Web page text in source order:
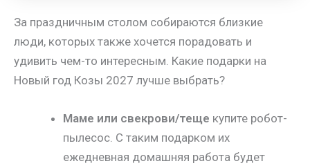
За праздничным столом собираются близкие
люди, которых также хочется порадовать и
удивить чем-то интересным. Какие подарки на
Новый год Козы 2027 лучше выбрать?
Маме или свекрови/теще купите робот-
пылесос. С таким подарком их
ежедневная домашняя работа будет